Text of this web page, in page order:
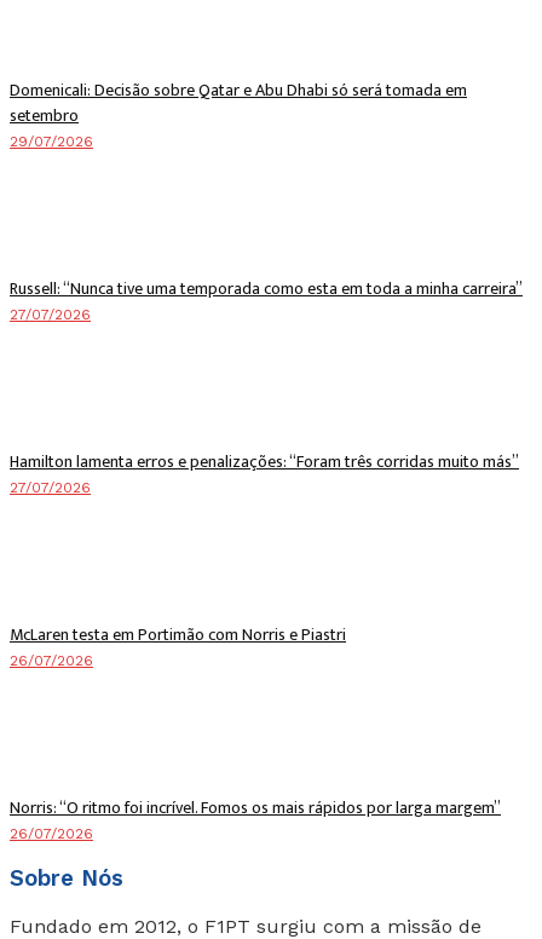
Domenicali: Decisão sobre Qatar e Abu Dhabi só será tomada em
setembro
29/07/2026
Russell: “Nunca tive uma temporada como esta em toda a minha carreira”
27/07/2026
Hamilton lamenta erros e penalizações: “Foram três corridas muito más”
27/07/2026
McLaren testa em Portimão com Norris e Piastri
26/07/2026
Norris: “O ritmo foi incrível. Fomos os mais rápidos por larga margem”
26/07/2026
Sobre Nós
Fundado em 2012, o F1PT surgiu com a missão de